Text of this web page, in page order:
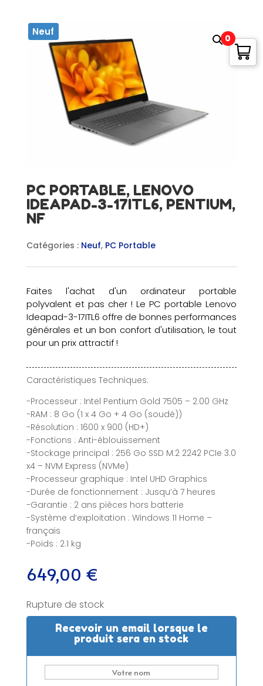
Neuf
PC PORTABLE, LENOVO
IDEAPAD-3-17ITL6, PENTIUM,
NF
Catégories : Neuf, PC Portable
Faites l'achat d'un ordinateur portable
polyvalent et pas cher ! Le PC portable Lenovo
Ideapad-3-17ITL6 offre de bonnes performances
générales et un bon confort d'utilisation, le tout
pour un prix attractif !
Caractéristiques Techniques:
-Processeur : Intel Pentium Gold 7505 – 2.00 GHz
-RAM : 8 Go (1 x 4 Go + 4 Go (soudé))
-Résolution : 1600 x 900 (HD+)
-Fonctions : Anti-éblouissement
-Stockage principal : 256 Go SSD M.2 2242 PCIe 3.0
x4 – NVM Express (NVMe)
-Processeur graphique : Intel UHD Graphics
-Durée de fonctionnement : Jusqu’à 7 heures
-Garantie : 2 ans pièces hors batterie
-Système d’exploitation : Windows 11 Home –
français
-Poids : 2.1 kg
649,00 €
Rupture de stock
Recevoir un email lorsque le
produit sera en stock
0